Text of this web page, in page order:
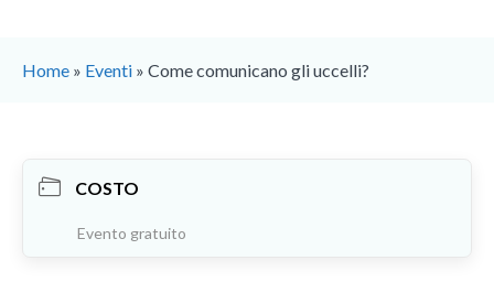
Home » Eventi » Come comunicano gli uccelli?
COSTO
Evento gratuito